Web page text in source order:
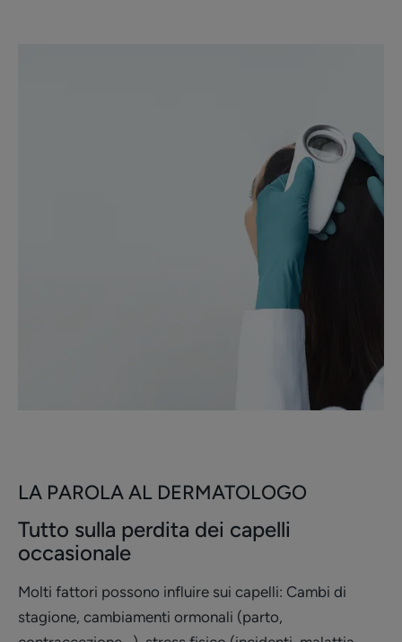
LA PAROLA AL DERMATOLOGO
Tutto sulla perdita dei capelli
occasionale
Molti fattori possono influire sui capelli: Cambi di
stagione, cambiamenti ormonali (parto,